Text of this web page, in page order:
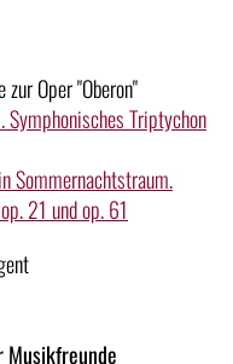
zur Oper "Oberon"
Symphonisches Triptychon
Sommernachtstraum.
21 und op. 61
Musikfreunde